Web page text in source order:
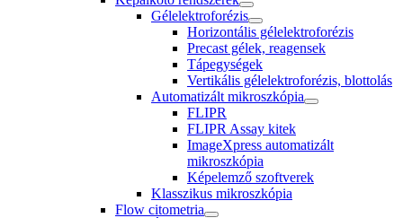
Gélelektroforézis
Horizontális gélelektroforézis
Precast gélek, reagensek
Tápegységek
Vertikális gélelektroforézis, blottolás
Automatizált mikroszkópia
FLIPR
FLIPR Assay kitek
ImageXpress automatizált
mikroszkópia
Képelemző szoftverek
Klasszikus mikroszkópia
Flow citometria